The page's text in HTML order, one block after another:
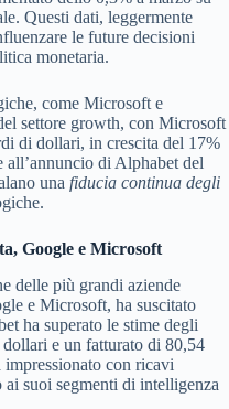
Questi dati, leggermente
le future decisioni
monetaria.
come Microsoft e
settore growth, con Microsoft
di dollari, in crescita del 17%
all’annuncio di Alphabet del
una fiducia continua degli
Google e Microsoft
delle più grandi aziende
e Microsoft, ha suscitato
ha superato le stime degli
e un fatturato di 80,54
con ricavi
suoi segmenti di intelligenza